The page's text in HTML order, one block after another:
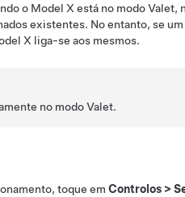
o Model X está no modo Valet,
existentes. No entanto, se
X liga-se aos mesmos.
no modo Valet.
toque em Controlos >